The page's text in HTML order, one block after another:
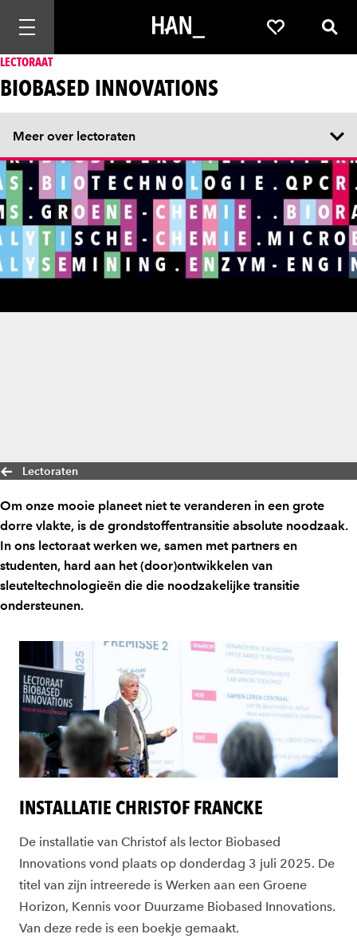
Mobiele navigatie openen Favorieten
LECTORAAT
BIOBASED INNOVATIONS
Meer over lectoraten
Lectoraten
Om onze mooie planeet niet te veranderen in een grote
dorre vlakte, is de grondstoffentransitie absolute noodzaak.
In ons lectoraat werken we, samen met partners en
studenten, hard aan het (door)ontwikkelen van
sleuteltechnologieën die die noodzakelijke transitie
ondersteunen.
INSTALLATIE CHRISTOF FRANCKE
De installatie van Christof als lector Biobased
Innovations vond plaats op donderdag 3 juli 2025. De
titel van zijn intreerede is Werken aan een Groene
Horizon, Kennis voor Duurzame Biobased Innovations.
Van deze rede is een boekje gemaakt.